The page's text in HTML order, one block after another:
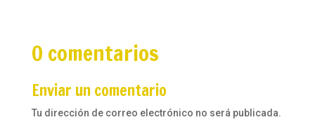
0 comentarios
Enviar un comentario
Tu dirección de correo electrónico no será publicada.